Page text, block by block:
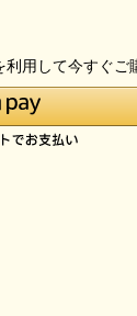
用して今すぐご